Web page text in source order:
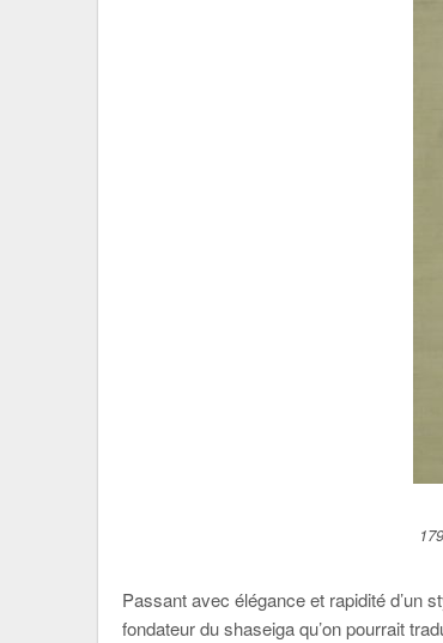
Passant avec élégance et rapidité d’un
fondateur du shaseiga qu’on pourrait